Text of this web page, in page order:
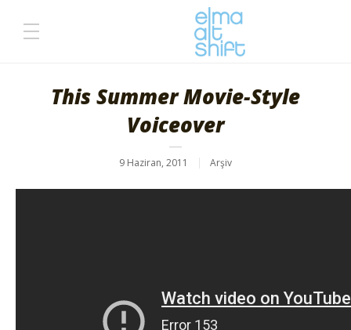
This Summer Movie-Style
Voiceover
9 Haziran, 2011 Arşiv